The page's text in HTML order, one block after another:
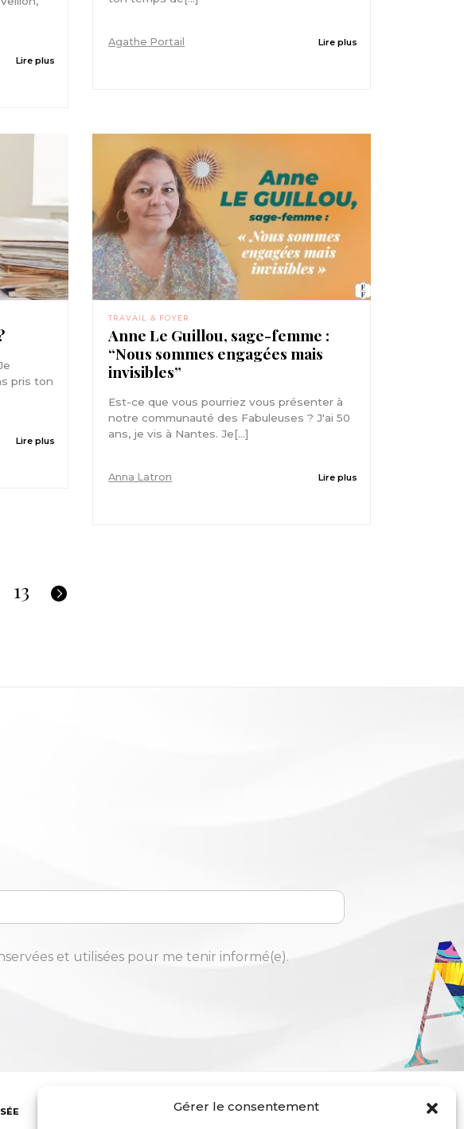
Gérer le consentement
Lire plus
Agathe Portail Lire plus
pris ton
Lire plus
TRAVAIL & FOYER
Anne Le Guillou, sage-femme :
“Nous sommes engagées mais
invisibles”
Est-ce que vous pourriez vous présenter à
notre communauté des Fabuleuses ? J'ai 50
ans, je vis à Nantes. Je[...]
Anna Latron Lire plus
13
et utilisées pour me tenir informé(e).
COMMUNAUTÉ